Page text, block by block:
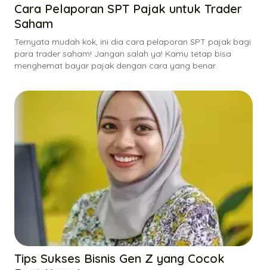
Cara Pelaporan SPT Pajak untuk Trader
Saham
Ternyata mudah kok, ini dia cara pelaporan SPT pajak bagi
para trader saham! Jangan salah ya! Kamu tetap bisa
menghemat bayar pajak dengan cara yang benar.
Tips Sukses Bisnis Gen Z yang Cocok